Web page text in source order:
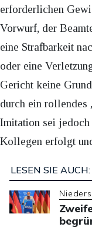
erforderlichen
Vorwurf, der
eine Strafbarkeit
oder eine
Gericht keine
durch ein rollendes
Imitation sei jedoch
Kollegen erfolgt
LESEN SIE AUCH: